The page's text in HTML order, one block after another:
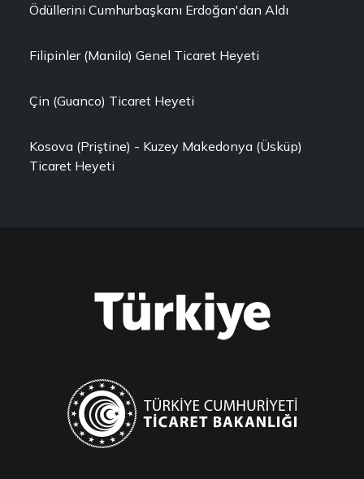
Ödüllerini Cumhurbaşkanı Erdoğan'dan Aldı
Filipinler (Manila) Genel Ticaret Heyeti
Çin (Guanco) Ticaret Heyeti
Kosova (Priştine) - Kuzey Makedonya (Üsküp)
Ticaret Heyeti